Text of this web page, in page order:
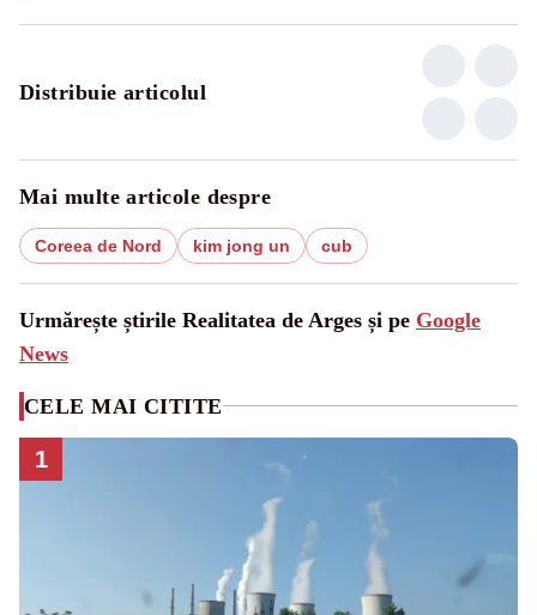
Distribuie articolul
Mai multe articole despre
Coreea de Nord kim jong un cub
Urmărește știrile Realitatea de Arges și pe Google
News
CELE MAI CITITE
1